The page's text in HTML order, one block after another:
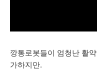
깡통로봇들이 엄청난 활
가하지만.